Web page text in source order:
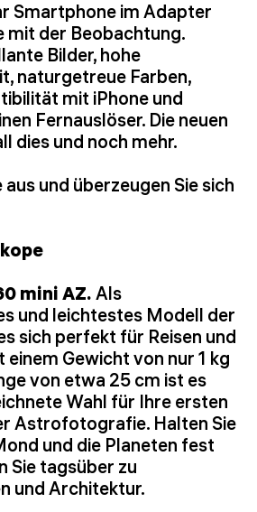
Smartphone im Adapter
mit der Beobachtung.
Bilder, hohe
naturgetreue Farben,
mit iPhone und
Fernauslöser. Die neuen
dies und noch mehr.
aus und überzeugen Sie sich
mini AZ. Als
und leichtestes Modell der
sich perfekt für Reisen und
Gewicht von nur 1 kg
von etwa 25 cm ist es
Wahl für Ihre ersten
Astrofotografie. Halten Sie
und die Planeten fest
Sie tagsüber zu
und Architektur.